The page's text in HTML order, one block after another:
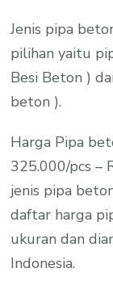
Jenis pipa
pilihan yaitu
Besi Beton )
beton ).
Harga Pipa
325.000/pcs –
jenis pipa
daftar harga
ukuran dan
Indonesia.